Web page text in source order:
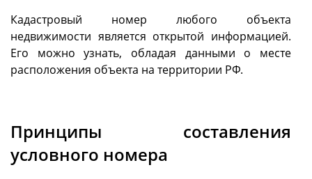
Кадастровый номер любого объекта
недвижимости является открытой информацией.
Его можно узнать, обладая данными о месте
расположения объекта на территории РФ.
Принципы составления
условного номера